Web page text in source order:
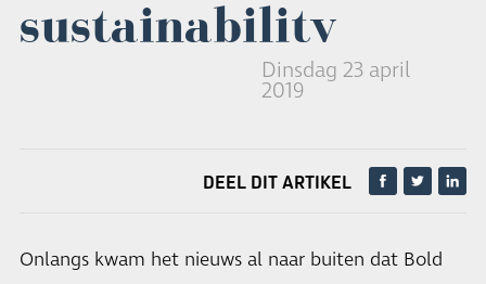
sustainability
Dinsdag 23 april
2019
DEEL DIT ARTIKEL
Onlangs kwam het nieuws al naar buiten dat Bold